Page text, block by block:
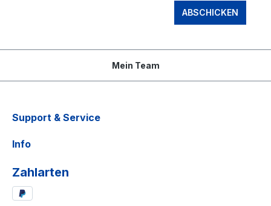
ABSCHICKEN
Mein Team
Support & Service
Info
Zahlarten